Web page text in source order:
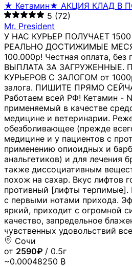
★ Кетамин★ АКЦИЯ КЛАД В
5 (72)
Mr. President
У НАС КУРЬЕР ПОЛУЧАЕТ 1500
РЕАЛЬНО ДОСТИЖИМЫЕ
100.000р! Честная оплата,
ВЫПЛАТА ЗА ЗАГРУЖЕННЫЕ.
КУРЬЕРОВ С ЗАЛОГОМ от
залога. ПИШИТЕ ПРЯМО
Работаем всей РФ! Кетамин -
применяемый в качестве
медицине и ветеринарии.
обезболивающее (прежде
медицине и у пациентов с
применению опиоидных и
анальгетиков) и для лечения
также диссоциативным
похож на сахар. Вкус лифтов
противный [лифты терпимые].
с первыми нотами прихода.
яркий, приходит с огромной
качество, запредельное
чувственных удовольствий
Сочи
от 2590₽ / 0.5г
~0.00048250 ₿